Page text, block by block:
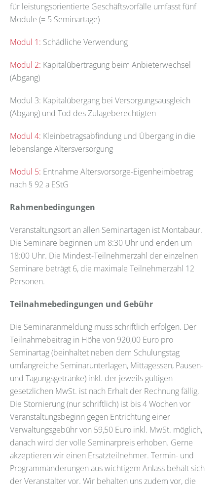
für leistungsorientierte Geschäftsvorfälle umfasst fünf
Module (= 5 Seminartage)
Modul 1: Schädliche Verwendung
Modul 2: Kapitalübertragung beim Anbieterwechsel
(Abgang)
Modul 3: Kapitalübergang bei Versorgungsausgleich
(Abgang) und Tod des Zulageberechtigten
Modul 4: Kleinbetragsabfindung und Übergang in die
lebenslange Altersversorgung
Modul 5: Entnahme Altersvorsorge-Eigenheimbetrag
nach § 92 a EStG
Rahmenbedingungen
Veranstaltungsort an allen Seminartagen ist Montabaur.
Die Seminare beginnen um 8:30 Uhr und enden um
18:00 Uhr. Die Mindest-Teilnehmerzahl der einzelnen
Seminare beträgt 6, die maximale Teilnehmerzahl 12
Personen.
Teilnahmebedingungen und Gebühr
Die Seminaranmeldung muss schriftlich erfolgen. Der
Teilnahmebeitrag in Höhe von 920,00 Euro pro
Seminartag (beinhaltet neben dem Schulungstag
umfangreiche Seminarunterlagen, Mittagessen, Pausen-
und Tagungsgetränke) inkl. der jeweils gültigen
gesetzlichen MwSt. ist nach Erhalt der Rechnung fällig.
Die Stornierung (nur schriftlich) ist bis 4 Wochen vor
Veranstaltungsbeginn gegen Entrichtung einer
Verwaltungsgebühr von 59,50 Euro inkl. MwSt. möglich,
danach wird der volle Seminarpreis erhoben. Gerne
akzeptieren wir einen Ersatzteilnehmer. Termin- und
Programmänderungen aus wichtigem Anlass behält sich
der Veranstalter vor. Wir behalten uns zudem vor, die